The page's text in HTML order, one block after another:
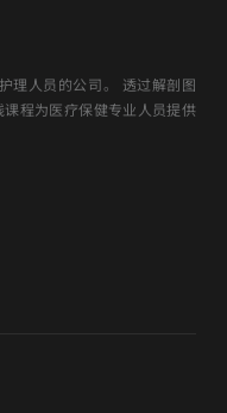
理人员的公司。 透过解剖图
程为医疗保健专业人员提供